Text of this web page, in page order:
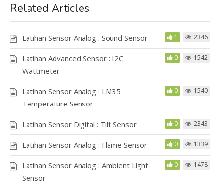
Related Articles
Latihan Sensor Analog : Sound Sensor 1 2346
Latihan Advanced Sensor : I2C
Wattmeter
0 1542
Latihan Sensor Analog : LM35
Temperature Sensor
0 1540
Latihan Sensor Digital : Tilt Sensor 0 2343
Latihan Sensor Analog : Flame Sensor 0 1339
Latihan Sensor Analog : Ambient Light
Sensor
0 1478